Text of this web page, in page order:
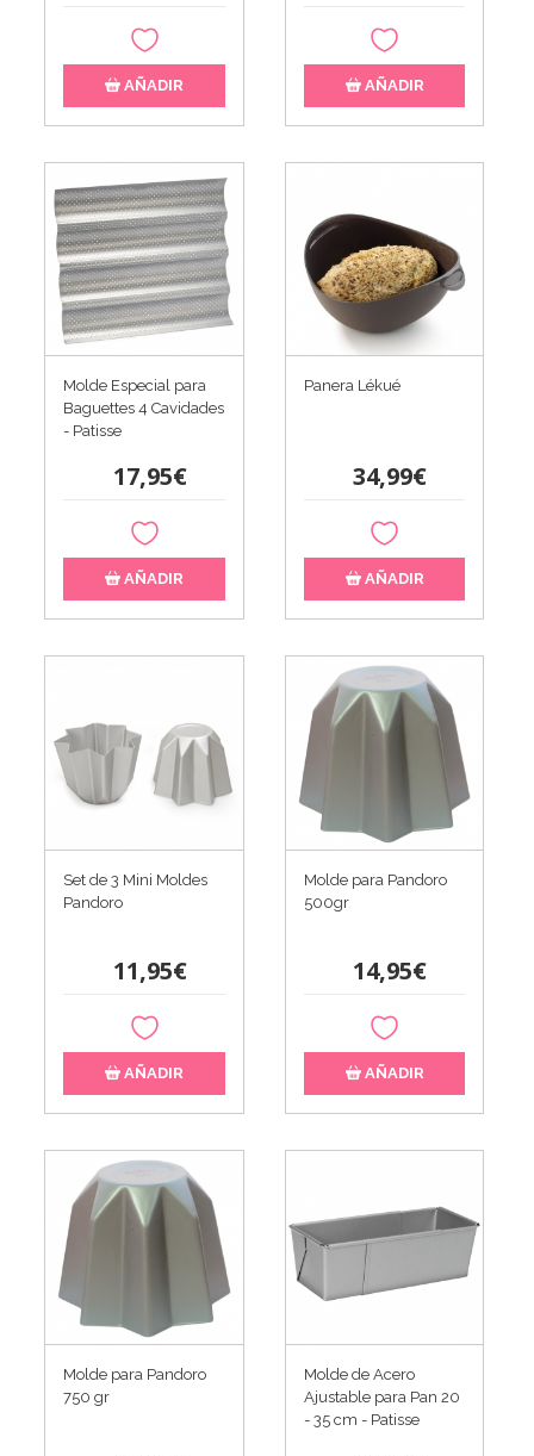
AÑADIR AÑADIR
Molde Especial para
Baguettes 4 Cavidades
- Patisse
17,95€
AÑADIR
Panera Lékué
34,99€
AÑADIR
Set de 3 Mini Moldes
Pandoro
11,95€
AÑADIR
Molde para Pandoro
500gr
14,95€
AÑADIR
Molde para Pandoro
750 gr
Molde de Acero
Ajustable para Pan 20
- 35 cm - Patisse